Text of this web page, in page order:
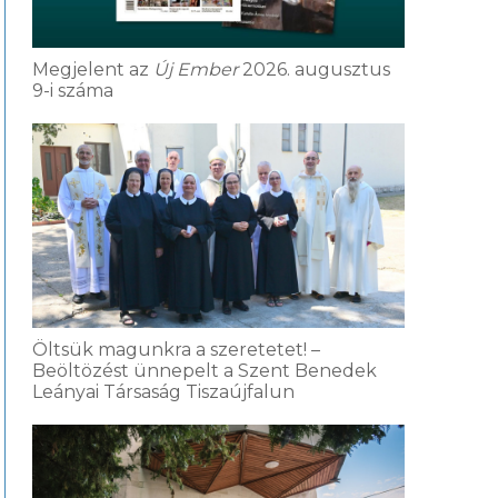
Megjelent az Új Ember2026. augusztus
9-i száma
Öltsük magunkra a szeretetet! –
Beöltözést ünnepelt a Szent Benedek
Leányai Társaság Tiszaújfalun